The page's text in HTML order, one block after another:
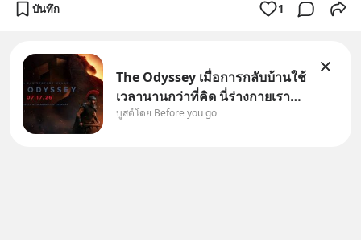
บันทึก 1
The Odyssey เมื่อการกลับบ้านใช้
เวลานานกว่าที่คิด นี่ร่างกายเรา
ต้องการกลับบ้านจริงหรือ
บูสต์โดย Before you go